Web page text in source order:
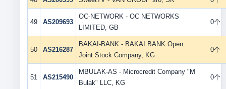
49 AS209693
OC-NETWORK - OC NETWORKS
LIMITED, GB
0个
50 AS216287
BAKAI-BANK - BAKAI BANK Open
Joint Stock Company, KG
0个
51 AS215490
MBULAK-AS - Microcredit Company "M
Bulak" LLC, KG
0个